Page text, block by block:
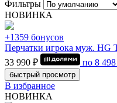
Фильтры
НОВИНКА
+1359 бонусов
Перчатки игрока муж. HG
33 990 ₽
по 8 498
быстрый просмотр
В избранное
НОВИНКА